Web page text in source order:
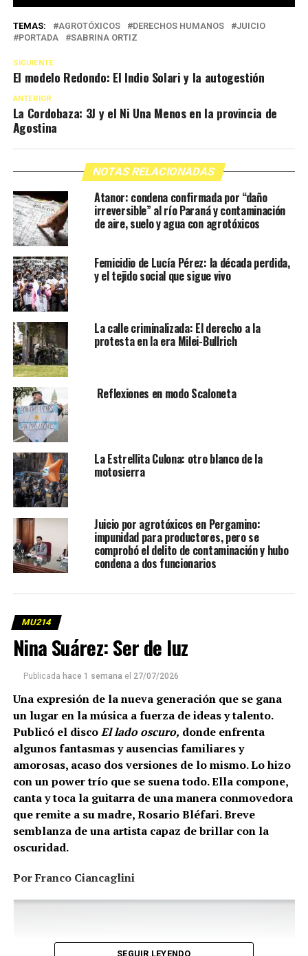
TEMAS: AGROTÓXICOS DERECHOS HUMANOS
JUICIO
PORTADA
SABRINA ORTIZ
SIGUIENTE
El modelo Redondo: El Indio Solari y la autogestión
ANTERIOR
La Cordobaza: 3J y el Ni Una Menos en la provincia de
Agostina
NOTAS RELACIONADAS
Atanor: condena confirmada por “daño
irreversible” al río Paraná y contaminación
de aire, suelo y agua con agrotóxicos
Femicidio de Lucía Pérez: la década perdida,
y el tejido social que sigue vivo
La calle criminalizada: El derecho a la
protesta en la era Milei-Bullrich
Reflexiones en modo Scaloneta
La Estrellita Culona: otro blanco de la
motosierra
Juicio por agrotóxicos en Pergamino:
impunidad para productores, pero se
comprobó el delito de contaminación y hubo
condena a dos funcionarios
MU214
Nina Suárez: Ser de luz
Publicada hace 1 semana el 27/07/2026
Una expresión de la nueva generación que se gana
un lugar en la música a fuerza de ideas y talento.
Publicó el discoEl lado oscuro, donde enfrenta
algunos fantasmas y ausencias familiares y
amorosas, acaso dos versiones de lo mismo. Lo hizo
con un power trío que se suena todo. Ella compone,
canta y toca la guitarra de una manera conmovedora
que remite a su madre, Rosario Bléfari. Breve
semblanza de una artista capaz de brillar con la
oscuridad.
Por Franco Ciancaglini
SEGUIR LEYENDO